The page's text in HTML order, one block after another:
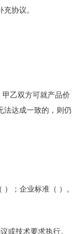
协议。
乙双方可就产品价
法达成一致的，则仍
；企业标准（ ）。
技术要求执行。